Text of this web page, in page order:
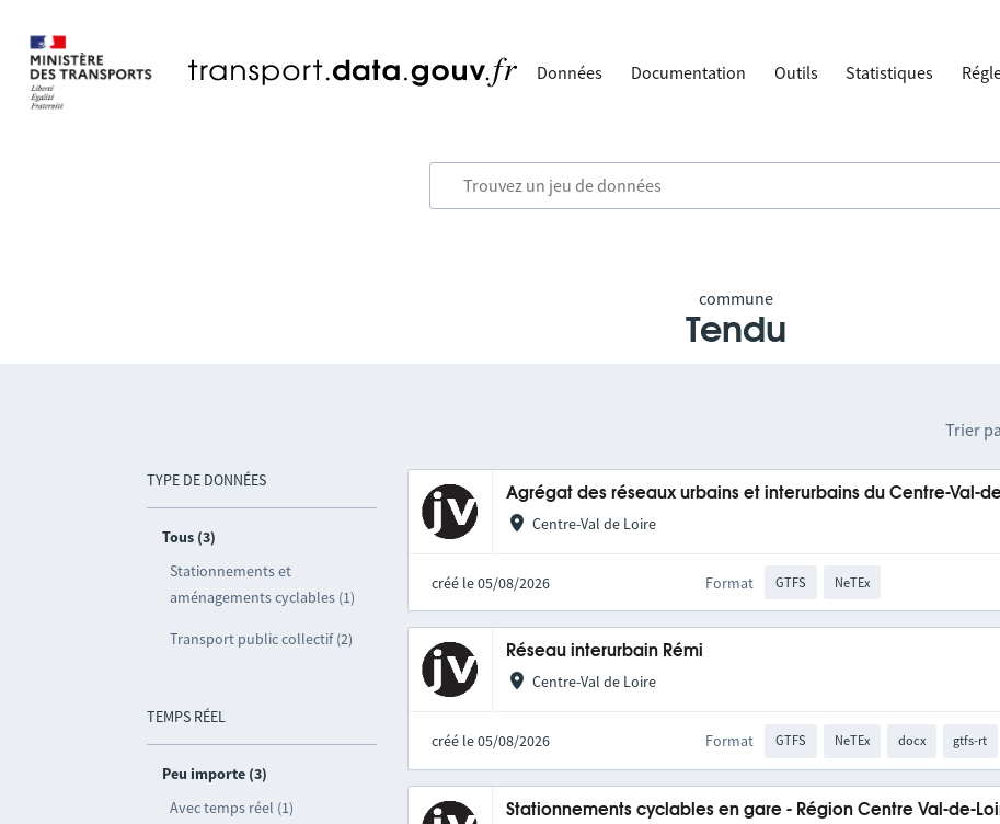
Données Documentation Outils Statistiques
commune
Tendu
TYPE DE DONNÉES
Tous (3)
Stationnements et
aménagements cyclables (1)
Transport public collectif (2)
TEMPS RÉEL
Peu importe (3)
Avec temps réel (1)
Trier
Agrégat des réseaux urbains et interurbains du Centre-Val-
Centre-Val de Loire
créé le 05/08/2026 Format GTFS NeTEx
Réseau interurbain Rémi
Centre-Val de Loire
créé le 05/08/2026 Format GTFS NeTEx docx gtfs-rt
Stationnements cyclables en gare - Région Centre Val-de-